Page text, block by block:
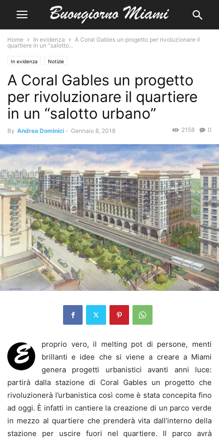
Home In evidenza
A Coral Gables un progetto per rivoluzionare il
quartiere in un “salotto...
In evidenza Notizie
A Coral Gables un progetto
per rivoluzionare il quartiere
in un “salotto urbano”
By Andrea Dominici - Gennaio 8, 2018 0
2158
È
proprio vero, il melting pot di persone, menti
brillanti e idee che si viene a creare a Miami
genera progetti urbanistici avanti anni luce:
partirà dalla stazione di Coral Gables un progetto che
rivoluzionerà l’urbanistica così come è stata concepita fino
ad oggi. È infatti in cantiere la creazione di un parco verde
in mezzo al quartiere che prenderà vita dall’interno della
stazione per uscire fuori nel quartiere. Il parco avrà